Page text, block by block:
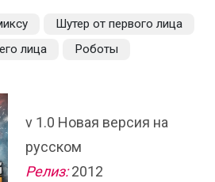
Шутер от первого лица
лица
Роботы
v 1.0 Новая версия на
русском
Релиз:2012